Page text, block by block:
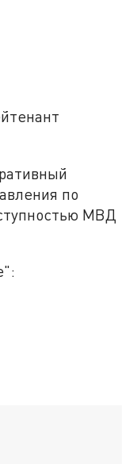
по
МВД